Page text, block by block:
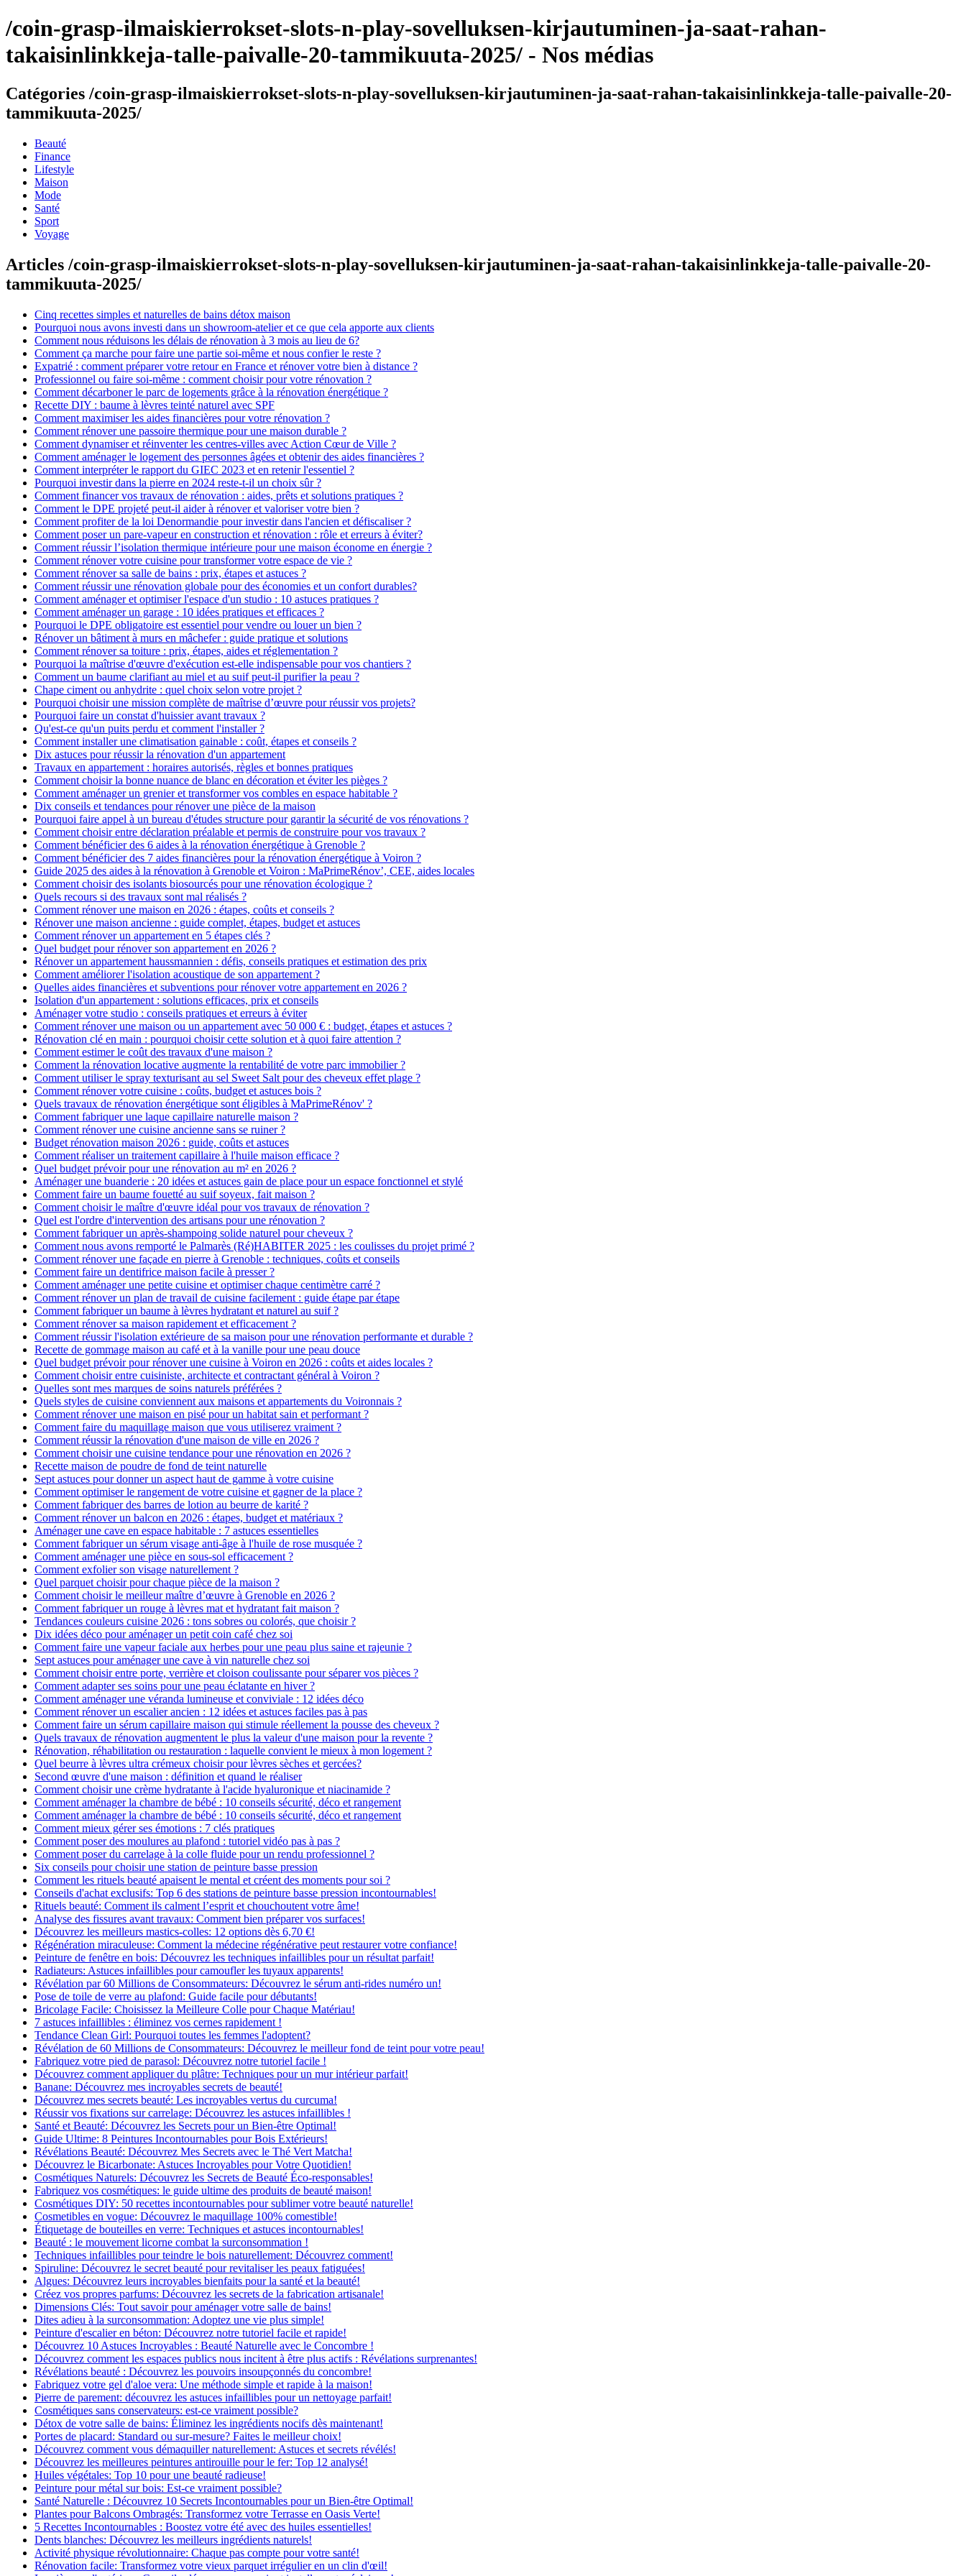
/coin-grasp-ilmaiskierrokset-slots-n-play-sovelluksen-kirjautuminen-ja-saat-rahan-
takaisinlinkkeja-talle-paivalle-20-tammikuuta-2025/ - Nos médias
Catégories /coin-grasp-ilmaiskierrokset-slots-n-play-sovelluksen-kirjautuminen-ja-saat-rahan-takaisinlinkkeja-talle-paivalle-20-
tammikuuta-2025/
Beauté
Finance
Lifestyle
Maison
Mode
Santé
Sport
Voyage
Articles /coin-grasp-ilmaiskierrokset-slots-n-play-sovelluksen-kirjautuminen-ja-saat-rahan-takaisinlinkkeja-talle-paivalle-20-
tammikuuta-2025/
Cinq recettes simples et naturelles de bains détox maison
Pourquoi nous avons investi dans un showroom-atelier et ce que cela apporte aux clients
Comment nous réduisons les délais de rénovation à 3 mois au lieu de 6?
Comment ça marche pour faire une partie soi-même et nous confier le reste ?
Expatrié : comment préparer votre retour en France et rénover votre bien à distance ?
Professionnel ou faire soi-même : comment choisir pour votre rénovation ?
Comment décarboner le parc de logements grâce à la rénovation énergétique ?
Recette DIY : baume à lèvres teinté naturel avec SPF
Comment maximiser les aides financières pour votre rénovation ?
Comment rénover une passoire thermique pour une maison durable ?
Comment dynamiser et réinventer les centres-villes avec Action Cœur de Ville ?
Comment aménager le logement des personnes âgées et obtenir des aides financières ?
Comment interpréter le rapport du GIEC 2023 et en retenir l'essentiel ?
Pourquoi investir dans la pierre en 2024 reste-t-il un choix sûr ?
Comment financer vos travaux de rénovation : aides, prêts et solutions pratiques ?
Comment le DPE projeté peut-il aider à rénover et valoriser votre bien ?
Comment profiter de la loi Denormandie pour investir dans l'ancien et défiscaliser ?
Comment poser un pare-vapeur en construction et rénovation : rôle et erreurs à éviter?
Comment réussir l’isolation thermique intérieure pour une maison économe en énergie ?
Comment rénover votre cuisine pour transformer votre espace de vie ?
Comment rénover sa salle de bains : prix, étapes et astuces ?
Comment réussir une rénovation globale pour des économies et un confort durables?
Comment aménager et optimiser l'espace d'un studio : 10 astuces pratiques ?
Comment aménager un garage : 10 idées pratiques et efficaces ?
Pourquoi le DPE obligatoire est essentiel pour vendre ou louer un bien ?
Rénover un bâtiment à murs en mâchefer : guide pratique et solutions
Comment rénover sa toiture : prix, étapes, aides et réglementation ?
Pourquoi la maîtrise d'œuvre d'exécution est-elle indispensable pour vos chantiers ?
Comment un baume clarifiant au miel et au suif peut-il purifier la peau ?
Chape ciment ou anhydrite : quel choix selon votre projet ?
Pourquoi choisir une mission complète de maîtrise d’œuvre pour réussir vos projets?
Pourquoi faire un constat d'huissier avant travaux ?
Qu'est-ce qu'un puits perdu et comment l'installer ?
Comment installer une climatisation gainable : coût, étapes et conseils ?
Dix astuces pour réussir la rénovation d'un appartement
Travaux en appartement : horaires autorisés, règles et bonnes pratiques
Comment choisir la bonne nuance de blanc en décoration et éviter les pièges ?
Comment aménager un grenier et transformer vos combles en espace habitable ?
Dix conseils et tendances pour rénover une pièce de la maison
Pourquoi faire appel à un bureau d'études structure pour garantir la sécurité de vos rénovations ?
Comment choisir entre déclaration préalable et permis de construire pour vos travaux ?
Comment bénéficier des 6 aides à la rénovation énergétique à Grenoble ?
Comment bénéficier des 7 aides financières pour la rénovation énergétique à Voiron ?
Guide 2025 des aides à la rénovation à Grenoble et Voiron : MaPrimeRénov’, CEE, aides locales
Comment choisir des isolants biosourcés pour une rénovation écologique ?
Quels recours si des travaux sont mal réalisés ?
Comment rénover une maison en 2026 : étapes, coûts et conseils ?
Rénover une maison ancienne : guide complet, étapes, budget et astuces
Comment rénover un appartement en 5 étapes clés ?
Quel budget pour rénover son appartement en 2026 ?
Rénover un appartement haussmannien : défis, conseils pratiques et estimation des prix
Comment améliorer l'isolation acoustique de son appartement ?
Quelles aides financières et subventions pour rénover votre appartement en 2026 ?
Isolation d'un appartement : solutions efficaces, prix et conseils
Aménager votre studio : conseils pratiques et erreurs à éviter
Comment rénover une maison ou un appartement avec 50 000 € : budget, étapes et astuces ?
Rénovation clé en main : pourquoi choisir cette solution et à quoi faire attention ?
Comment estimer le coût des travaux d'une maison ?
Comment la rénovation locative augmente la rentabilité de votre parc immobilier ?
Comment utiliser le spray texturisant au sel Sweet Salt pour des cheveux effet plage ?
Comment rénover votre cuisine : coûts, budget et astuces bois ?
Quels travaux de rénovation énergétique sont éligibles à MaPrimeRénov' ?
Comment fabriquer une laque capillaire naturelle maison ?
Comment rénover une cuisine ancienne sans se ruiner ?
Budget rénovation maison 2026 : guide, coûts et astuces
Comment réaliser un traitement capillaire à l'huile maison efficace ?
Quel budget prévoir pour une rénovation au m² en 2026 ?
Aménager une buanderie : 20 idées et astuces gain de place pour un espace fonctionnel et stylé
Comment faire un baume fouetté au suif soyeux, fait maison ?
Comment choisir le maître d'œuvre idéal pour vos travaux de rénovation ?
Quel est l'ordre d'intervention des artisans pour une rénovation ?
Comment fabriquer un après-shampoing solide naturel pour cheveux ?
Comment nous avons remporté le Palmarès (Ré)HABITER 2025 : les coulisses du projet primé ?
Comment rénover une façade en pierre à Grenoble : techniques, coûts et conseils
Comment faire un dentifrice maison facile à presser ?
Comment aménager une petite cuisine et optimiser chaque centimètre carré ?
Comment rénover un plan de travail de cuisine facilement : guide étape par étape
Comment fabriquer un baume à lèvres hydratant et naturel au suif ?
Comment rénover sa maison rapidement et efficacement ?
Comment réussir l'isolation extérieure de sa maison pour une rénovation performante et durable ?
Recette de gommage maison au café et à la vanille pour une peau douce
Quel budget prévoir pour rénover une cuisine à Voiron en 2026 : coûts et aides locales ?
Comment choisir entre cuisiniste, architecte et contractant général à Voiron ?
Quelles sont mes marques de soins naturels préférées ?
Quels styles de cuisine conviennent aux maisons et appartements du Voironnais ?
Comment rénover une maison en pisé pour un habitat sain et performant ?
Comment faire du maquillage maison que vous utiliserez vraiment ?
Comment réussir la rénovation d'une maison de ville en 2026 ?
Comment choisir une cuisine tendance pour une rénovation en 2026 ?
Recette maison de poudre de fond de teint naturelle
Sept astuces pour donner un aspect haut de gamme à votre cuisine
Comment optimiser le rangement de votre cuisine et gagner de la place ?
Comment fabriquer des barres de lotion au beurre de karité ?
Comment rénover un balcon en 2026 : étapes, budget et matériaux ?
Aménager une cave en espace habitable : 7 astuces essentielles
Comment fabriquer un sérum visage anti-âge à l'huile de rose musquée ?
Comment aménager une pièce en sous-sol efficacement ?
Comment exfolier son visage naturellement ?
Quel parquet choisir pour chaque pièce de la maison ?
Comment choisir le meilleur maître d’œuvre à Grenoble en 2026 ?
Comment fabriquer un rouge à lèvres mat et hydratant fait maison ?
Tendances couleurs cuisine 2026 : tons sobres ou colorés, que choisir ?
Dix idées déco pour aménager un petit coin café chez soi
Comment faire une vapeur faciale aux herbes pour une peau plus saine et rajeunie ?
Sept astuces pour aménager une cave à vin naturelle chez soi
Comment choisir entre porte, verrière et cloison coulissante pour séparer vos pièces ?
Comment adapter ses soins pour une peau éclatante en hiver ?
Comment aménager une véranda lumineuse et conviviale : 12 idées déco
Comment rénover un escalier ancien : 12 idées et astuces faciles pas à pas
Comment faire un sérum capillaire maison qui stimule réellement la pousse des cheveux ?
Quels travaux de rénovation augmentent le plus la valeur d'une maison pour la revente ?
Rénovation, réhabilitation ou restauration : laquelle convient le mieux à mon logement ?
Quel beurre à lèvres ultra crémeux choisir pour lèvres sèches et gercées?
Second œuvre d'une maison : définition et quand le réaliser
Comment choisir une crème hydratante à l'acide hyaluronique et niacinamide ?
Comment aménager la chambre de bébé : 10 conseils sécurité, déco et rangement
Comment aménager la chambre de bébé : 10 conseils sécurité, déco et rangement
Comment mieux gérer ses émotions : 7 clés pratiques
Comment poser des moulures au plafond : tutoriel vidéo pas à pas ?
Comment poser du carrelage à la colle fluide pour un rendu professionnel ?
Six conseils pour choisir une station de peinture basse pression
Comment les rituels beauté apaisent le mental et créent des moments pour soi ?
Conseils d'achat exclusifs: Top 6 des stations de peinture basse pression incontournables!
Rituels beauté: Comment ils calment l’esprit et chouchoutent votre âme!
Analyse des fissures avant travaux: Comment bien préparer vos surfaces!
Découvrez les meilleurs mastics-colles: 12 options dès 6,70 €!
Régénération miraculeuse: Comment la médecine régénérative peut restaurer votre confiance!
Peinture de fenêtre en bois: Découvrez les techniques infaillibles pour un résultat parfait!
Radiateurs: Astuces infaillibles pour camoufler les tuyaux apparents!
Révélation par 60 Millions de Consommateurs: Découvrez le sérum anti-rides numéro un!
Pose de toile de verre au plafond: Guide facile pour débutants!
Bricolage Facile: Choisissez la Meilleure Colle pour Chaque Matériau!
7 astuces infaillibles : éliminez vos cernes rapidement !
Tendance Clean Girl: Pourquoi toutes les femmes l'adoptent?
Révélation de 60 Millions de Consommateurs: Découvrez le meilleur fond de teint pour votre peau!
Fabriquez votre pied de parasol: Découvrez notre tutoriel facile !
Découvrez comment appliquer du plâtre: Techniques pour un mur intérieur parfait!
Banane: Découvrez mes incroyables secrets de beauté!
Découvrez mes secrets beauté: Les incroyables vertus du curcuma!
Réussir vos fixations sur carrelage: Découvrez les astuces infaillibles !
Santé et Beauté: Découvrez les Secrets pour un Bien-être Optimal!
Guide Ultime: 8 Peintures Incontournables pour Bois Extérieurs!
Révélations Beauté: Découvrez Mes Secrets avec le Thé Vert Matcha!
Découvrez le Bicarbonate: Astuces Incroyables pour Votre Quotidien!
Cosmétiques Naturels: Découvrez les Secrets de Beauté Éco-responsables!
Fabriquez vos cosmétiques: le guide ultime des produits de beauté maison!
Cosmétiques DIY: 50 recettes incontournables pour sublimer votre beauté naturelle!
Cosmetibles en vogue: Découvrez le maquillage 100% comestible!
Étiquetage de bouteilles en verre: Techniques et astuces incontournables!
Beauté : le mouvement licorne combat la surconsommation !
Techniques infaillibles pour teindre le bois naturellement: Découvrez comment!
Spiruline: Découvrez le secret beauté pour revitaliser les peaux fatiguées!
Algues: Découvrez leurs incroyables bienfaits pour la santé et la beauté!
Créez vos propres parfums: Découvrez les secrets de la fabrication artisanale!
Dimensions Clés: Tout savoir pour aménager votre salle de bains!
Dites adieu à la surconsommation: Adoptez une vie plus simple!
Peinture d'escalier en béton: Découvrez notre tutoriel facile et rapide!
Découvrez 10 Astuces Incroyables : Beauté Naturelle avec le Concombre !
Découvrez comment les espaces publics nous incitent à être plus actifs : Révélations surprenantes!
Révélations beauté : Découvrez les pouvoirs insoupçonnés du concombre!
Fabriquez votre gel d'aloe vera: Une méthode simple et rapide à la maison!
Pierre de parement: découvrez les astuces infaillibles pour un nettoyage parfait!
Cosmétiques sans conservateurs: est-ce vraiment possible?
Détox de votre salle de bains: Éliminez les ingrédients nocifs dès maintenant!
Portes de placard: Standard ou sur-mesure? Faites le meilleur choix!
Découvrez comment vous démaquiller naturellement: Astuces et secrets révélés!
Découvrez les meilleures peintures antirouille pour le fer: Top 12 analysé!
Huiles végétales: Top 10 pour une beauté radieuse!
Peinture pour métal sur bois: Est-ce vraiment possible?
Santé Naturelle : Découvrez 10 Secrets Incontournables pour un Bien-être Optimal!
Plantes pour Balcons Ombragés: Transformez votre Terrasse en Oasis Verte!
5 Recettes Incontournables : Boostez votre été avec des huiles essentielles!
Dents blanches: Découvrez les meilleurs ingrédients naturels!
Activité physique révolutionnaire: Chaque pas compte pour votre santé!
Rénovation facile: Transformez votre vieux parquet irrégulier en un clin d'œil!